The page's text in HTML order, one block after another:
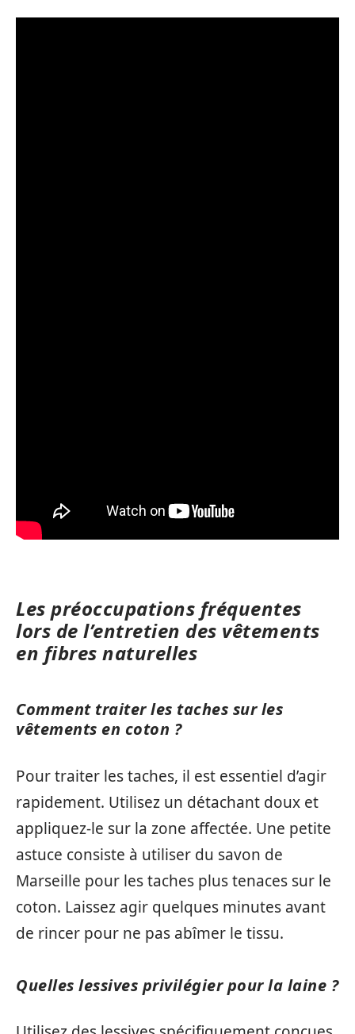
Les préoccupations fréquentes
lors de l’entretien des vêtements
en fibres naturelles
Comment traiter les taches sur les
vêtements en coton ?
Pour traiter les taches, il est essentiel d’agir
rapidement. Utilisez un détachant doux et
appliquez-le sur la zone affectée. Une petite
astuce consiste à utiliser du savon de
Marseille pour les taches plus tenaces sur le
coton. Laissez agir quelques minutes avant
de rincer pour ne pas abîmer le tissu.
Quelles lessives privilégier pour la laine ?